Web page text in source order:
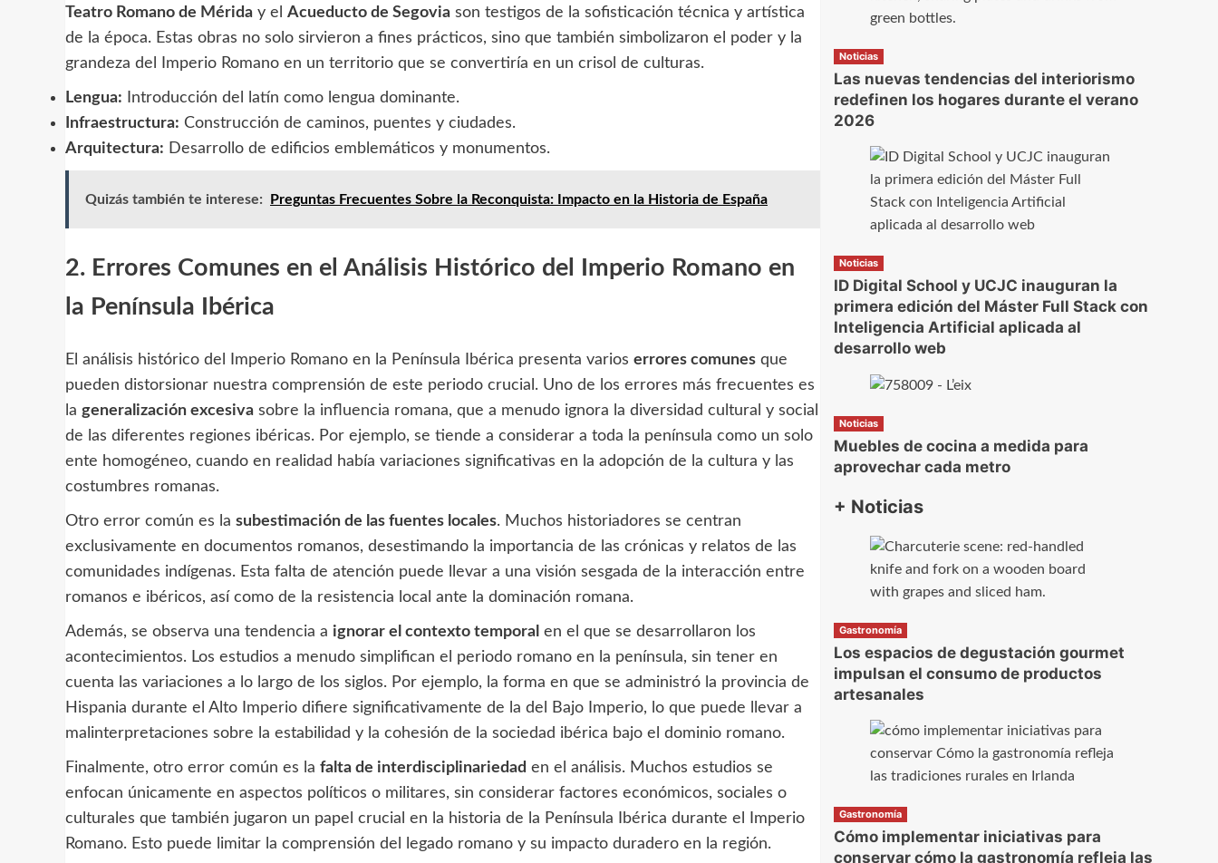
Teatro Romano de Mérida y el Acueducto de Segovia son testigos de la sofisticación técnica y artística
de la época. Estas obras no solo sirvieron a fines prácticos, sino que también simbolizaron el poder y la
grandeza del Imperio Romano en un territorio que se convertiría en un crisol de culturas.
Lengua: Introducción del latín como lengua dominante.
Infraestructura: Construcción de caminos, puentes y ciudades.
Arquitectura: Desarrollo de edificios emblemáticos y monumentos.
Quizás también te interese: Preguntas Frecuentes Sobre la Reconquista: Impacto en la Historia de España
2. Errores Comunes en el Análisis Histórico del Imperio Romano en
la Península Ibérica
El análisis histórico del Imperio Romano en la Península Ibérica presenta varios errores comunes que
pueden distorsionar nuestra comprensión de este periodo crucial. Uno de los errores más frecuentes es
la generalización excesiva sobre la influencia romana, que a menudo ignora la diversidad cultural y social
de las diferentes regiones ibéricas. Por ejemplo, se tiende a considerar a toda la península como un solo
ente homogéneo, cuando en realidad había variaciones significativas en la adopción de la cultura y las
costumbres romanas.
Otro error común es la subestimación de las fuentes locales. Muchos historiadores se centran
exclusivamente en documentos romanos, desestimando la importancia de las crónicas y relatos de las
comunidades indígenas. Esta falta de atención puede llevar a una visión sesgada de la interacción entre
romanos e ibéricos, así como de la resistencia local ante la dominación romana.
Además, se observa una tendencia a ignorar el contexto temporal en el que se desarrollaron los
acontecimientos. Los estudios a menudo simplifican el periodo romano en la península, sin tener en
cuenta las variaciones a lo largo de los siglos. Por ejemplo, la forma en que se administró la provincia de
Hispania durante el Alto Imperio difiere significativamente de la del Bajo Imperio, lo que puede llevar a
malinterpretaciones sobre la estabilidad y la cohesión de la sociedad ibérica bajo el dominio romano.
Finalmente, otro error común es la falta de interdisciplinariedad en el análisis. Muchos estudios se
enfocan únicamente en aspectos políticos o militares, sin considerar factores económicos, sociales o
culturales que también jugaron un papel crucial en la historia de la Península Ibérica durante el Imperio
Romano. Esto puede limitar la comprensión del legado romano y su impacto duradero en la región.
Noticias
Las nuevas tendencias del interiorismo
redefinen los hogares durante el verano
2026
Noticias
ID Digital School y UCJC inauguran la
primera edición del Máster Full Stack con
Inteligencia Artificial aplicada al
desarrollo web
Noticias
Muebles de cocina a medida para
aprovechar cada metro
+ Noticias
Gastronomía
Los espacios de degustación gourmet
impulsan el consumo de productos
artesanales
Gastronomía
Cómo implementar iniciativas para
conservar cómo la gastronomía refleja las